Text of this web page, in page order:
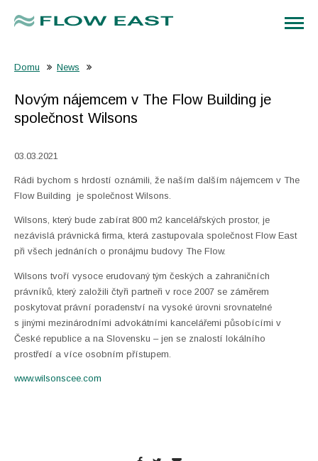
Domu News
Novým nájemcem v The Flow Building je
společnost Wilsons
03.03.2021
Rádi bychom s hrdostí oznámili, že naším dalším nájemcem v The
Flow Building je společnost Wilsons.
Wilsons, který bude zabírat 800 m2 kancelářských prostor, je
nezávislá právnická firma, která zastupovala společnost Flow East
při všech jednáních o pronájmu budovy The Flow.
Wilsons tvoří vysoce erudovaný tým českých a zahraničních
právníků, který založili čtyři partneři v roce 2007 se záměrem
poskytovat právní poradenství na vysoké úrovni srovnatelné
s jinými mezinárodními advokátními kancelářemi působícími v
České republice a na Slovensku – jen se znalostí lokálního
prostředí a více osobním přístupem.
www.wilsonscee.com